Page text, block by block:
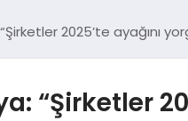
2025’te ayağını
“Şirketler